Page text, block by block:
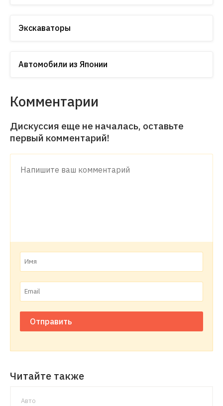
Экскаваторы
Автомобили из Японии
Комментарии
Дискуссия еще не началась, оставьте
первый комментарий!
Отправить
Читайте также
Авто